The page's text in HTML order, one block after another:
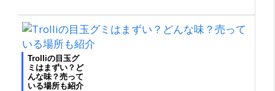
Trolliの目玉グ
ミはまずい？ど
んな味？売って
いる場所も紹介